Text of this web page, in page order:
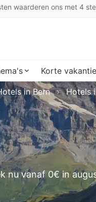
waarderen ons met 4
Korte vakantie
nu vanaf 0€ in
in Bern Hotels